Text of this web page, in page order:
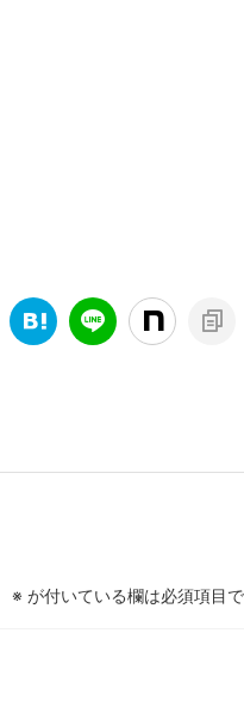
※ が付いている欄は必須項目